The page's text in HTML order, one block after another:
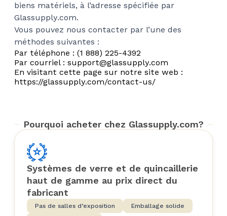
biens matériels, à l’adresse spécifiée par
Glassupply.com.
Vous pouvez nous contacter par l’une des
méthodes suivantes :
Par téléphone : (1 888) 225-4392
Par courriel : support@glassupply.com
En visitant cette page sur notre site web :
https://glassupply.com/contact-us/
Pourquoi acheter chez Glassupply.com?
Systèmes de verre et de quincaillerie
haut de gamme au prix direct du
fabricant
Pas de salles d’exposition
Emballage solide